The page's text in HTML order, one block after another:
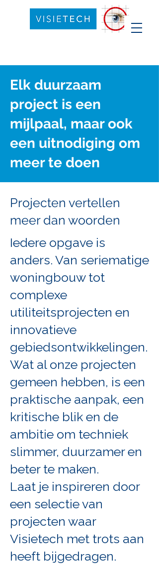
Elk duurzaam
project is een
mijlpaal, maar ook
een uitnodiging om
meer te doen
Projecten vertellen
meer dan woorden
Iedere opgave is
anders. Van seriematige
woningbouw tot
complexe
utiliteitsprojecten en
innovatieve
gebiedsontwikkelingen.
Wat al onze projecten
gemeen hebben, is een
praktische aanpak, een
kritische blik en de
ambitie om techniek
slimmer, duurzamer en
beter te maken.
Laat je inspireren door
een selectie van
projecten waar
Visietech met trots aan
heeft bijgedragen.